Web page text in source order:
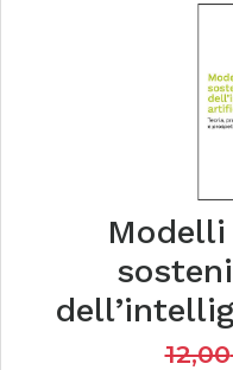
12,00